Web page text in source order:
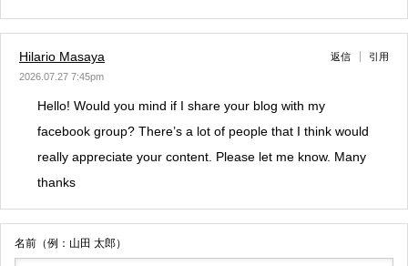
Hilario Masaya
2026.07.27 7:45pm
返信 引用
Hello! Would you mind if I share your blog with my
facebook group? There’s a lot of people that I think would
really appreciate your content. Please let me know. Many
thanks
名前（例：山田 太郎）